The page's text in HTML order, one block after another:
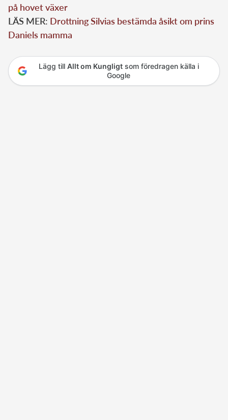
på hovet växer
LÄS MER: Drottning Silvias bestämda åsikt om prins
Daniels mamma
Lägg till Allt om Kungligtsom föredragen källa i
Google